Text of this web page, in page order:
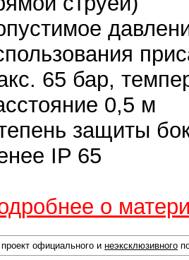
65 бар,
0,5 м
защиты
IP 65
о
официального и неэксклюзивного